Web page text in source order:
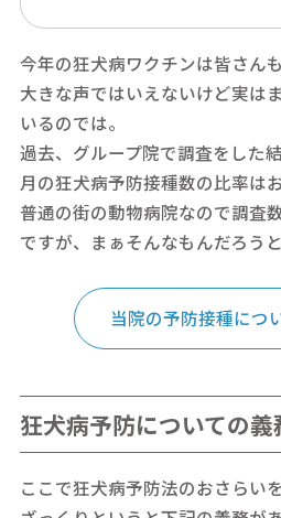
今年の狂犬病ワクチンは皆さん
大きな声ではいえないけど実は
いるのでは。
過去、グループ院で調査をした
月の狂犬病予防接種数の比率は
普通の街の動物病院なので調査
ですが、まぁそんなもんだろうと
当院の予防接種につ
狂犬病予防についての義
ここで狂犬病予防法のおさらい